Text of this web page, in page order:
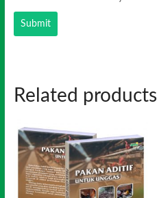
Related products